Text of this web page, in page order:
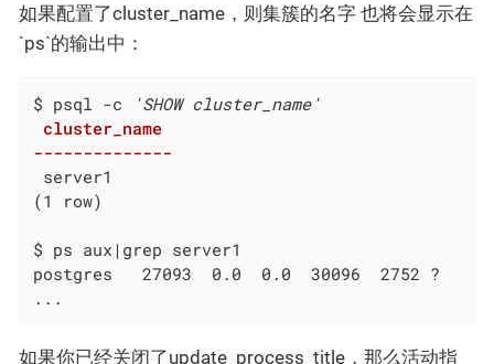
如果配置了cluster_name，则集簇的名字 也将会显示在
`ps`的输出中：
$ psql -c
'SHOW cluster_name'
cluster_name
--------------
server1
(1 row)
$ ps aux|grep server1
postgres   27093  0.0  0.0  30096  2752 ?
...
如果你已经关闭了update_process_title，那么活动指